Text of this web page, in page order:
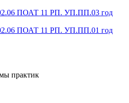
ПОАТ 11 РП. УП.ПП.03 год
ПОАТ 11 РП. УП.ПП.01 год
практик